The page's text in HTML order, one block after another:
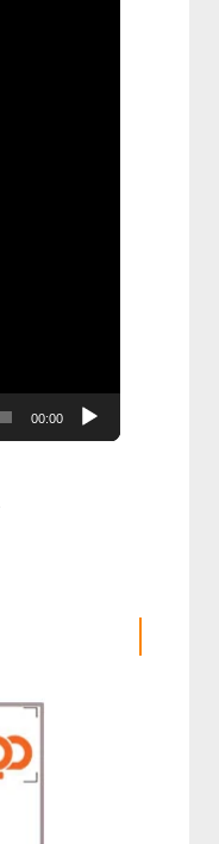
00:00